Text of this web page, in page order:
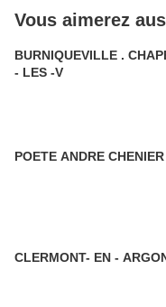
Vous aimerez
BURNIQUEVILLE . CHAPELLE . CHRIST EN BOIS . MONTIGNY
- LES -V